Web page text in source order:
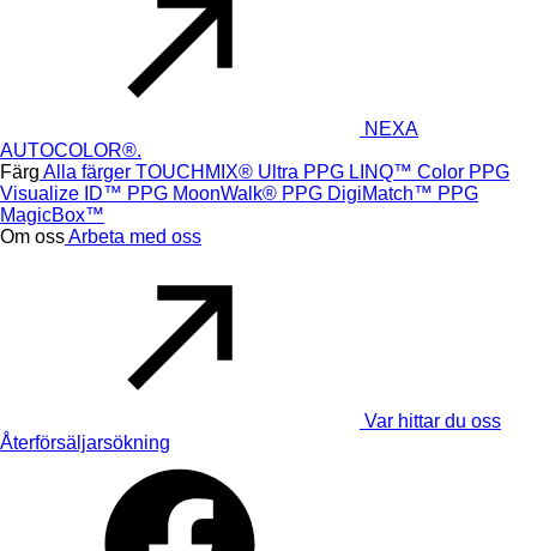
NEXA
AUTOCOLOR®.
Färg Alla färger TOUCHMIX® Ultra PPG LINQ™ Color PPG
Visualize ID™ PPG MoonWalk® PPG DigiMatch™ PPG
MagicBox™
Om ossArbeta med oss
Var hittar du oss
Återförsäljar­sökning